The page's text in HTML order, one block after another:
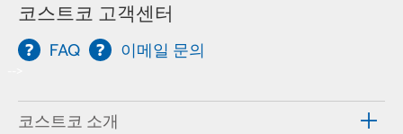
코스트코 고객센터
FAQ 이메일 문의
코스트코 소개